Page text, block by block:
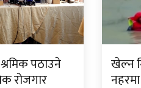
पठाउने
रोजगार
खेल्न